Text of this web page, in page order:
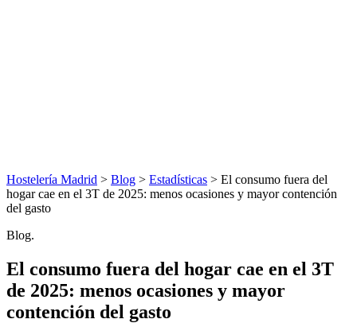
Hostelería Madrid > Blog > Estadísticas > El consumo fuera del
hogar cae en el 3T de 2025: menos ocasiones y mayor contención
del gasto
Blog.
El consumo fuera del hogar cae en el 3T
de 2025: menos ocasiones y mayor
contención del gasto